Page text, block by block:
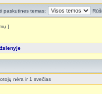
paskutines temas:
]
nėra ir 1 svečias